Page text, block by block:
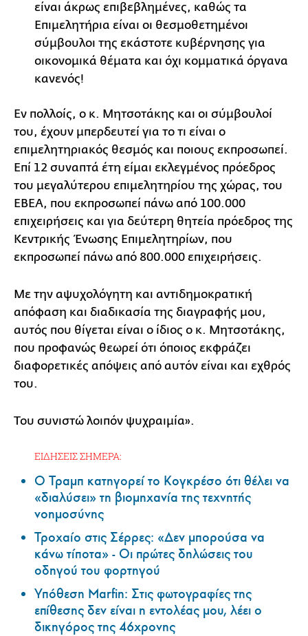
είναι άκρως επιβεβλημένες, καθώς τα
Επιμελητήρια είναι οι θεσμοθετημένοι
σύμβουλοι της εκάστοτε κυβέρνησης για
οικονομικά θέματα και όχι κομματικά όργανα
κανενός!
Εν πολλοίς, ο κ. Μητσοτάκης και οι σύμβουλοί
του, έχουν μπερδευτεί για το τι είναι ο
επιμελητηριακός θεσμός και ποιους εκπροσωπεί.
Επί 12 συναπτά έτη είμαι εκλεγμένος πρόεδρος
του μεγαλύτερου επιμελητηρίου της χώρας, του
ΕΒΕΑ, που εκπροσωπεί πάνω από 100.000
επιχειρήσεις και για δεύτερη θητεία πρόεδρος της
Κεντρικής Ένωσης Επιμελητηρίων, που
εκπροσωπεί πάνω από 800.000 επιχειρήσεις.
Με την αψυχολόγητη και αντιδημοκρατική
απόφαση και διαδικασία της διαγραφής μου,
αυτός που θίγεται είναι ο ίδιος ο κ. Μητσοτάκης,
που προφανώς θεωρεί ότι όποιος εκφράζει
διαφορετικές απόψεις από αυτόν είναι και εχθρός
του.
Του συνιστώ λοιπόν ψυχραιμία».
ΕΙΔΗΣΕΙΣ ΣΗΜΕΡΑ:
Ο Τραμπ κατηγορεί το Κογκρέσο ότι θέλει να
«διαλύσει» τη βιομηχανία της τεχνητής
νοημοσύνης
Τροχαίο στις Σέρρες: «Δεν μπορούσα να
κάνω τίποτα» - Οι πρώτες δηλώσεις του
οδηγού του φορτηγού
Υπόθεση Marfin: Στις φωτογραφίες της
επίθεσης δεν είναι η εντολέας μου, λέει ο
δικηγόρος της 46χρονης